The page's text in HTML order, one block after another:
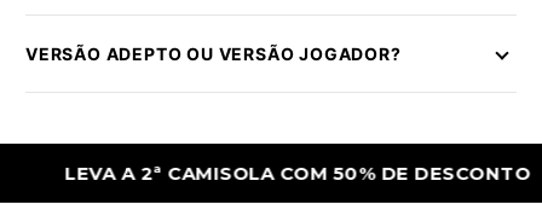
VERSÃO ADEPTO OU VERSÃO JOGADOR?
A 2ª CAMISOLA COM 50% DE DESCONTO